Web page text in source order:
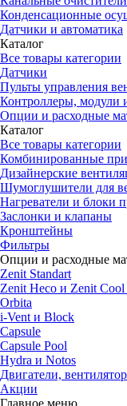
Конденсационные
Датчики и автоматика
Каталог
Все товары категории
Датчики
Пульты управления
Контроллеры, модули
Опции и расходные
Каталог
Все товары категории
Комбинированные
Дизайнерские
Шумоглушители для
Нагреватели и блоки
Заслонки и клапаны
Кронштейны
Фильтры
Опции и расходные
Zenit Standart
Zenit Heco и Zenit Cool
Orbita
i-Vent и Block
Capsule
Capsule Pool
Hydra и Notos
Двигатели,
Акции
Главное меню